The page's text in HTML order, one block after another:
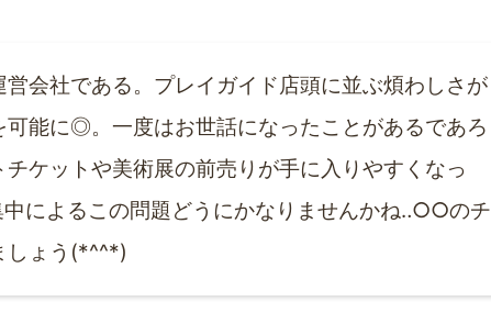
会社である。プレイガイド店頭に並ぶ煩わしさが
能に◎。一度はお世話になったことがあるであろ
ケットや美術展の前売りが手に入りやすくなっ
によるこの問題どうにかなりませんかね‥○○のチ
しょう(*^^*)